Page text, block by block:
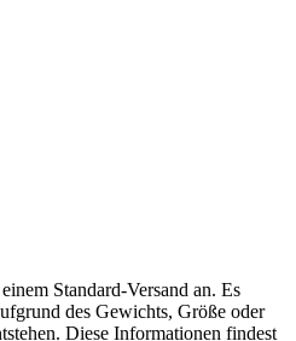
Standard-Versand an. Es
des Gewichts, Größe oder
Diese Informationen findest